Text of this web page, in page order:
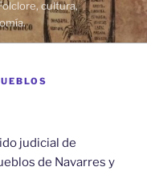
cultura,
judicial de
de Navarres y